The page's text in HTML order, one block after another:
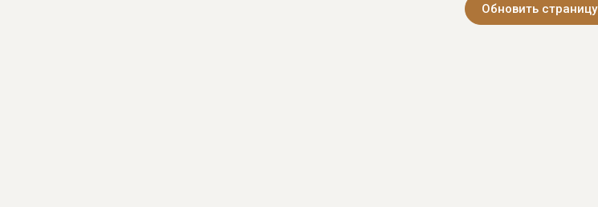
Обновить страницу